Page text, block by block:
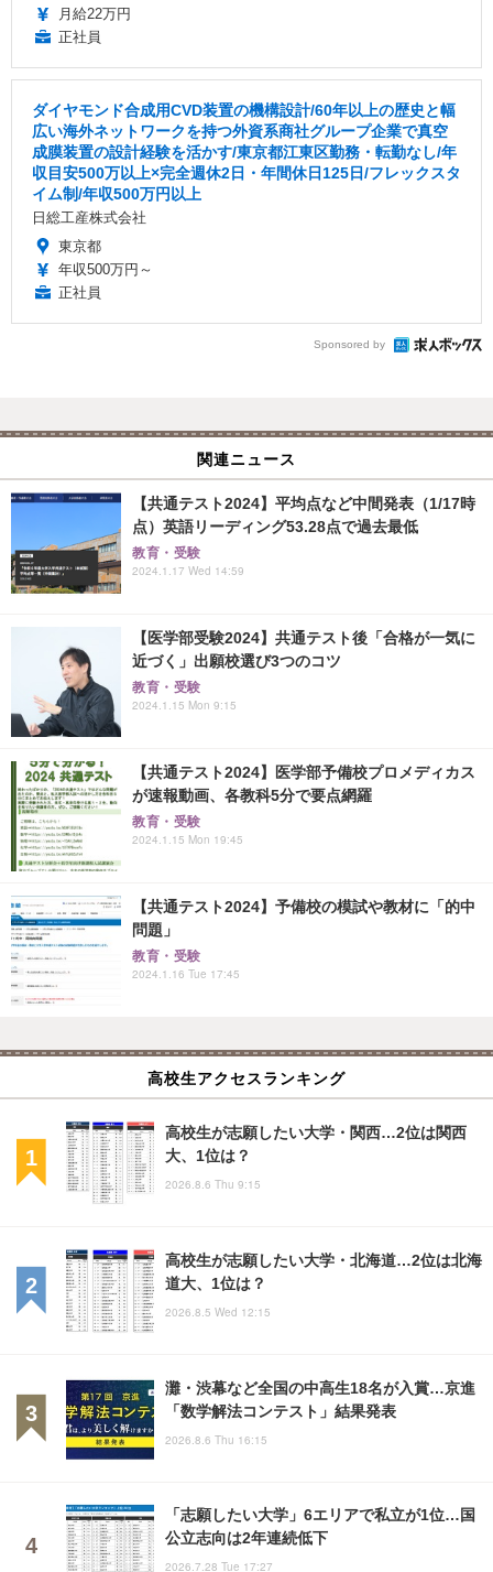
月給22万円
正社員
ダイヤモンド合成用CVD装置の機構設計/60年以上の歴史と幅
広い海外ネットワークを持つ外資系商社グループ企業で真空
成膜装置の設計経験を活かす/東京都江東区勤務・転勤なし/年
収目安500万以上×完全週休2日・年間休日125日/フレックスタ
イム制/年収500万円以上
日総工産株式会社
東京都
年収500万円～
正社員
Sponsored by
関連ニュース
【共通テスト2024】平均点など中間発表（1/17時
点）英語リーディング53.28点で過去最低
教育・受験
2024.1.17 Wed 14:59
【医学部受験2024】共通テスト後「合格が一気に
近づく」出願校選び3つのコツ
教育・受験
2024.1.15 Mon 9:15
【共通テスト2024】医学部予備校プロメディカス
が速報動画、各教科5分で要点網羅
教育・受験
2024.1.15 Mon 19:45
【共通テスト2024】予備校の模試や教材に「的中
問題」
教育・受験
2024.1.16 Tue 17:45
高校生アクセスランキング
高校生が志願したい大学・関西…2位は関西
大、1位は？
2026.8.6 Thu 9:15
高校生が志願したい大学・北海道…2位は北海
道大、1位は？
2026.8.5 Wed 12:15
灘・渋幕など全国の中高生18名が入賞…京進
「数学解法コンテスト」結果発表
2026.8.6 Thu 16:15
「志願したい大学」6エリアで私立が1位…国
公立志向は2年連続低下
2026.7.28 Tue 17:27